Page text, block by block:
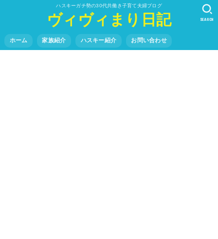
ハスキーガチ勢の30代共働き子育て夫婦ブログ
ヴィヴィまり日記
ホーム 家族紹介 ハスキー紹介 お問い合わせ
SEARCH